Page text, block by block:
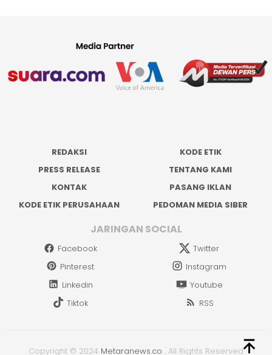
REDAKSI
KODE ETIK
PRESS RELEASE
TENTANG KAMI
KONTAK
PASANG IKLAN
KODE ETIK PERUSAHAAN
PEDOMAN MEDIA SIBER
JARINGAN SOCIAL
Facebook
Twitter
Pinterest
Instagram
Linkedin
Youtube
Tiktok
RSS
Copyright © 2024 Metaranews.co . All Rights Reserved